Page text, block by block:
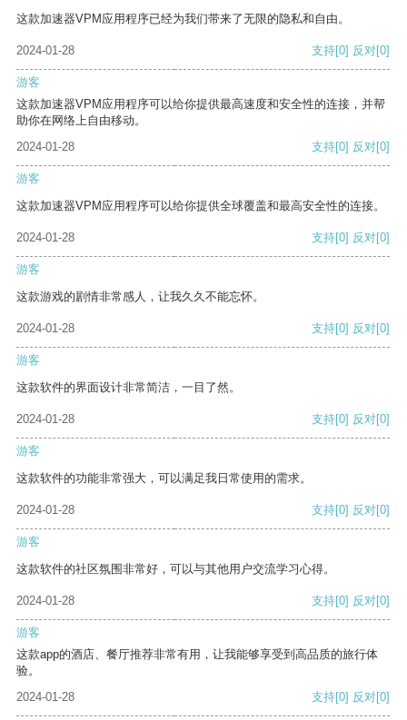
这款加速器VPM应用程序已经为我们带来了无限的隐私和自由。
2024-01-28 支持[0] 反对[0]
游客
这款加速器VPM应用程序可以给你提供最高速度和安全性的连接，并帮
助你在网络上自由移动。
2024-01-28
支持[0] 反对[0]
游客
这款加速器VPM应用程序可以给你提供全球覆盖和最高安全性的连接。
2024-01-28 支持[0] 反对[0]
游客
这款游戏的剧情非常感人，让我久久不能忘怀。
2024-01-28 支持[0] 反对[0]
游客
这款软件的界面设计非常简洁，一目了然。
2024-01-28 支持[0] 反对[0]
游客
这款软件的功能非常强大，可以满足我日常使用的需求。
2024-01-28 支持[0] 反对[0]
游客
这款软件的社区氛围非常好，可以与其他用户交流学习心得。
2024-01-28 支持[0] 反对[0]
游客
这款app的酒店、餐厅推荐非常有用，让我能够享受到高品质的旅行体
验。
2024-01-28
支持[0] 反对[0]